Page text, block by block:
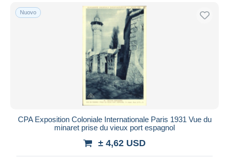
Nuovo
CPA Exposition Coloniale Internationale Paris 1931 Vue du
minaret prise du vieux port espagnol
± 4,62 USD